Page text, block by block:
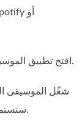
. افتح تطبيق الموسيقى. سجّل الدخول باستخدام حسابك.
ستستمر الموسيقى في التشغيل في الخلفية.